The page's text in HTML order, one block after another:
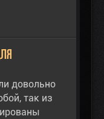
довольно
так из